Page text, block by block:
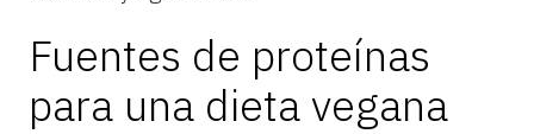
Fuentes de proteínas
para una dieta vegana